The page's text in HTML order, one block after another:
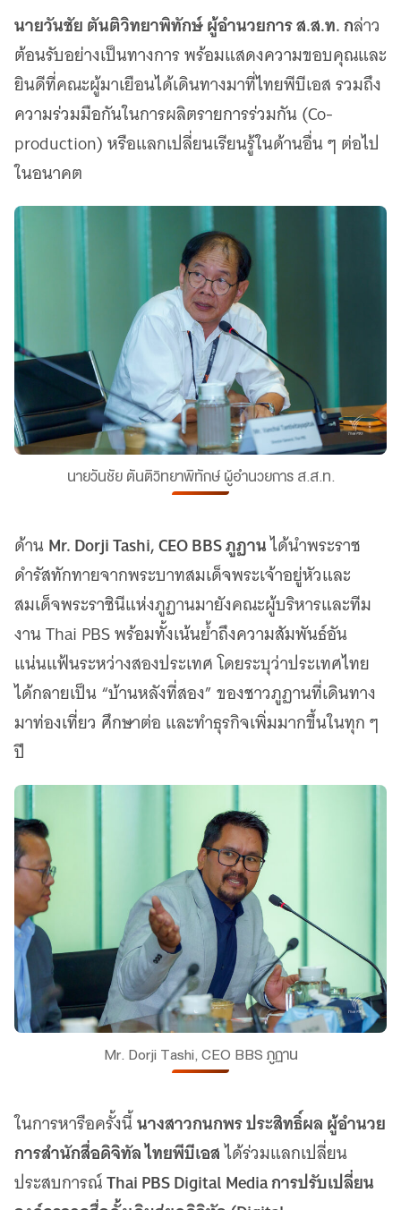
นายวันชัย ตันติวิทยาพิทักษ์ ผู้อำนวยการ ส.ส.ท. กล่าว
ต้อนรับอย่างเป็นทางการ พร้อมแสดงความขอบคุณและ
ยินดีที่คณะผู้มาเยือนได้เดินทางมาที่ไทยพีบีเอส รวมถึง
ความร่วมมือกันในการผลิตรายการร่วมกัน (Co-
production) หรือแลกเปลี่ยนเรียนรู้ในด้านอื่น ๆ ต่อไป
ในอนาคต
นายวันชัย ตันติวิทยาพิทักษ์ ผู้อำนวยการ ส.ส.ท.
ด้านMr. Dorji Tashi, CEO BBS ภูฏานได้นำพระราช
ดำรัสทักทายจากพระบาทสมเด็จพระเจ้าอยู่หัวและ
สมเด็จพระราชินีแห่งภูฏานมายังคณะผู้บริหารและทีม
งาน Thai PBS พร้อมทั้งเน้นย้ำถึงความสัมพันธ์อัน
แน่นแฟ้นระหว่างสองประเทศ โดยระบุว่าประเทศไทย
ได้กลายเป็น “บ้านหลังที่สอง” ของชาวภูฏานที่เดินทาง
มาท่องเที่ยว ศึกษาต่อ และทำธุรกิจเพิ่มมากขึ้นในทุก ๆ
ปี
Mr. Dorji Tashi, CEO BBS ภูฏาน
ในการหารือครั้งนี้นางสาวกนกพร ประสิทธิ์ผล ผู้อำนวย
การสำนักสื่อดิจิทัล ไทยพีบีเอสได้ร่วมแลกเปลี่ยน
ประสบการณ์Thai PBS Digital Media การปรับเปลี่ยน